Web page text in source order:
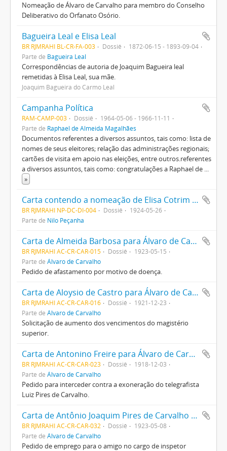
Nomeação de Álvaro de Carvalho para membro do Conselho
Deliberativo do Orfanato Osório.
Bagueira Leal e Elisa Leal
BR RJMRAHI BL-CR-FA-003 Dossiê
1872-06-15 - 1893-09-04
Parte de Bagueira Leal
Correspondências de autoria de Joaquim Bagueira leal
remetidas à Elisa Leal, sua mãe.
Joaquim Bagueira do Carmo Leal
Campanha Política
RAM-CAMP-003 Dossiê
1964-05-06 - 1966-11-11
Parte de Raphael de Almeida Magalhães
Documentos referentes a diversos assuntos, tais como: lista de
nomes de seus eleitores; relação das administrações regionais;
cartões de visita em apoio nas eleições, entre outros.referentes
a diversos assuntos, tais como: congratulações a Raphael de ...
»
Carta contendo a nomeação de Elisa Cotrim para datilógrafa da extinta secretaria geral
BR RJMRAHI NP-DC-DI-004 Dossiê
1924-05-26
Parte de Nilo Peçanha
Carta de Almeida Barbosa para Álvaro de Carvalho
BR RJMRAHI AC-CR-CAR-015 Dossiê
1923-05-15
Parte de Álvaro de Carvalho
Pedido de afastamento por motivo de doença.
Carta de Aloysio de Castro para Álvaro de Carvalho
BR RJMRAHI AC-CR-CAR-016 Dossiê
1921-12-23
Parte de Álvaro de Carvalho
Solicitação de aumento dos vencimentos do magistério
superior.
Carta de Antonino Freire para Álvaro de Carvalho.
BR RJMRAHI AC-CR-CAR-023 Dossiê
1918-12-03
Parte de Álvaro de Carvalho
Pedido para interceder contra a exoneração do telegrafista
Luiz Pires de Carvalho.
Carta de Antônio Joaquim Pires de Carvalho e Albuquerque para Álvaro de Carvalho
BR RJMRAHI AC-CR-CAR-032 Dossiê
1923-05-08
Parte de Álvaro de Carvalho
Pedido de emprego para o amigo no cargo de inspetor